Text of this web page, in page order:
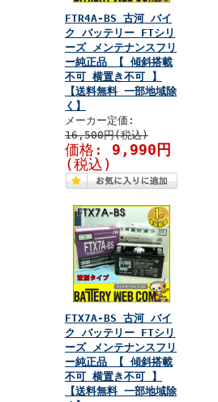
FTR4A-BS 古河 バイ
ク バッテリー FTシリ
ーズ メンテナンスフリ
ー純正品 【 傾斜搭載
不可 横置き不可 】
【送料無料 一部地域除
く】
メーカー定価:
16,500円(税込)
価格: 9,990円
(税込)
FTX7A-BS 古河 バイ
ク バッテリー FTシリ
ーズ メンテナンスフリ
ー純正品 【 傾斜搭載
不可 横置き不可 】
【送料無料 一部地域除